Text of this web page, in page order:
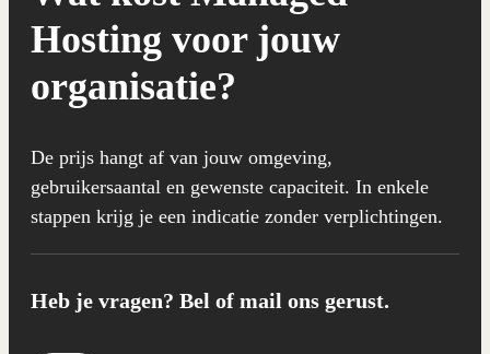
Hosting voor jouw
organisatie?
De prijs hangt af van jouw omgeving,
gebruikersaantal en gewenste capaciteit. In enkele
stappen krijg je een indicatie zonder verplichtingen.
Heb je vragen? Bel of mail ons gerust.